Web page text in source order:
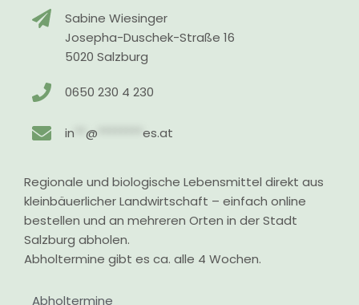
Sabine Wiesinger
Josepha-Duschek-Straße 16
5020 Salzburg
0650 230 4 230
in **@ ********es.at
Regionale und biologische Lebensmittel direkt aus
kleinbäuerlicher Landwirtschaft – einfach online
bestellen und an mehreren Orten in der Stadt
Salzburg abholen.
Abholtermine gibt es ca. alle 4 Wochen.
Abholtermine